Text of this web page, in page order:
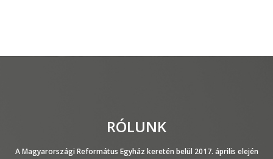
RÓLUNK
A Magyarországi Református Egyház keretén belül 2017. április elején